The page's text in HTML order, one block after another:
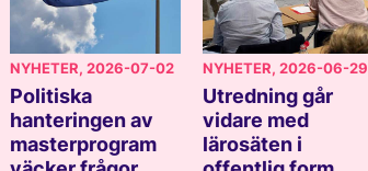
NYHETER, 2026-07-02
Politiska
hanteringen av
masterprogram
NYHETER, 2026-06-29
Utredning går
vidare med
lärosäten i